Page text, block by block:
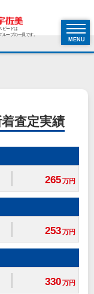
ピードは
ループの一員です。
MENU
査定実績
265万円
253万円
330万円